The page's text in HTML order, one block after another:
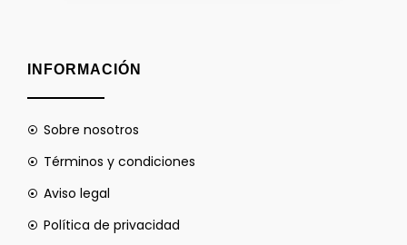
INFORMACIÓN
Sobre nosotros
Términos y condiciones
Aviso legal
Política de privacidad